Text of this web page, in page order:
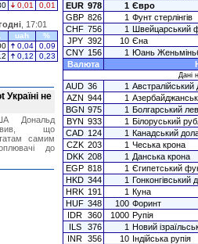
EUR 978 1 Євро
GBP 826 1 Фунт стерлінгів
CHF 756 1 Швейцарський
JPY 392 10 Єна
CNY 156 1 Юань
Валюта
Дані
AUD 36 1 Австралійський
AZN 944 1
BGN 975 1 Болгарський лев
BYN 933 1 Білоруський
CAD 124 1 Канадський
CZK 203 1 Чеська крона
DKK 208 1 Данська крона
EGP 818 1 Єгипетський
HKD 344 1 Гонконгівський
HRK 191 1 Куна
HUF 348 100 Форинт
IDR 360 1000 Рупія
ILS
376 1 Новий
INR 356 10 Індійська рупія
0,01 0,01
, 17:01
uah
%
0,04
0,09
0,12 0,23
не
Дональд
що
самим
до